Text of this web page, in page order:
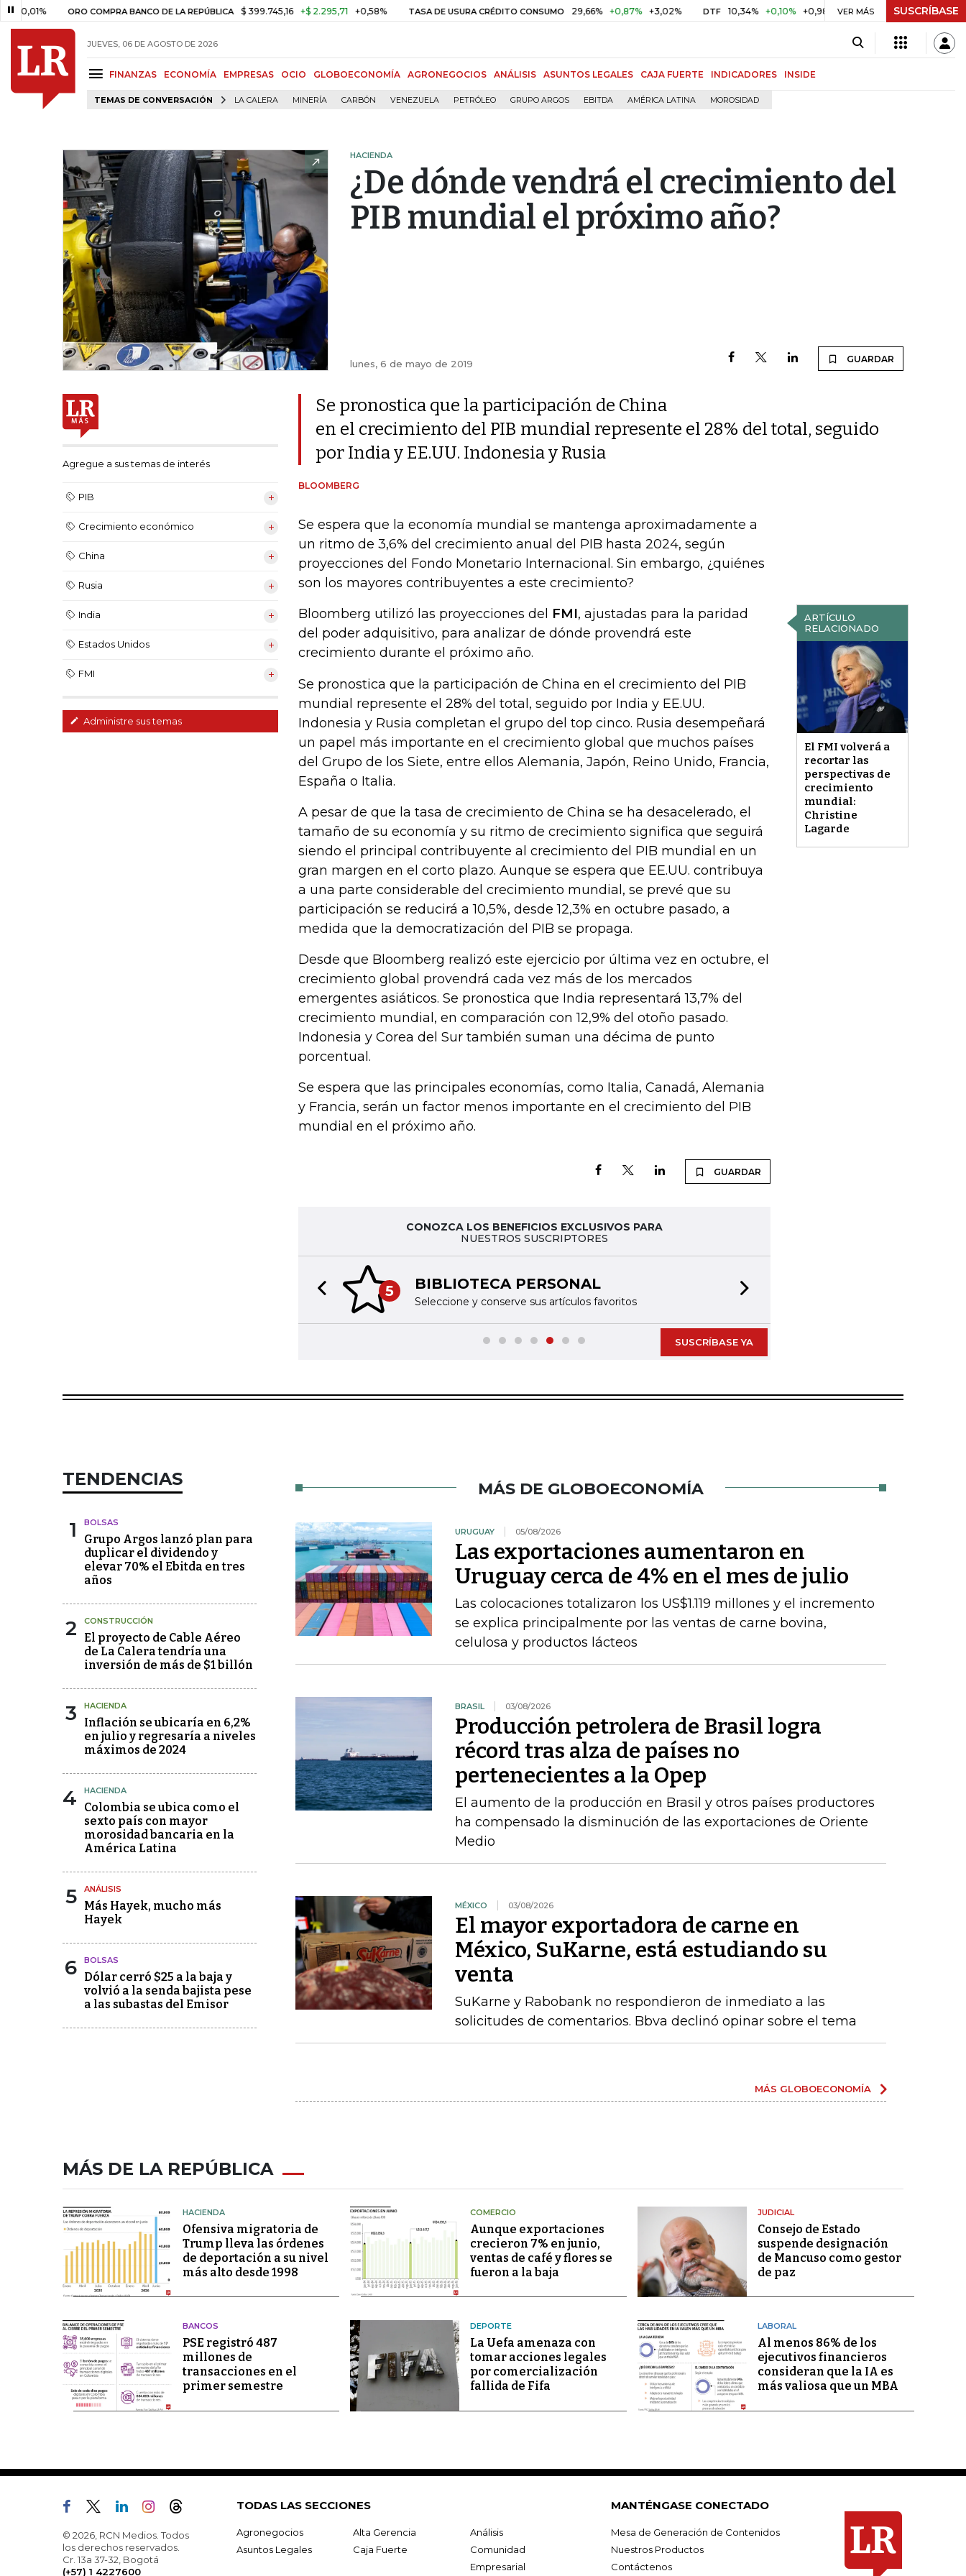
ORO COMPRA BANCO DE LA REPÚBLICA $ 399.745,16 +$ 2.295,71 +0,58% TASA DE USURA CRÉDITO CONSUMO 29,66% +0,87% +3,02% DTF 10,34% +0,10% +0,98% UVR $ 416,86 +$ 0,05 +0,01%
VER MÁS SUSCRÍBASE
JUEVES, 06 DE AGOSTO DE 2026
FINANZAS ECONOMÍA EMPRESAS OCIO GLOBOECONOMÍA AGRONEGOCIOS ANÁLISIS ASUNTOS LEGALES CAJA FUERTE INDICADORES INSIDE
TEMAS DE CONVERSACIÓN LA CALERA MINERÍA CARBÓN VENEZUELA PETRÓLEO GRUPO ARGOS EBITDA AMÉRICA LATINA MOROSIDAD
HACIENDA
¿De dónde vendrá el crecimiento del
PIB mundial el próximo año?
lunes, 6 de mayo de 2019 GUARDAR
Agregue a sus temas de interés
PIB
Crecimiento económico
China
Rusia
India
Estados Unidos
FMI
Administre sus temas
Se pronostica que la participación de China
en el crecimiento del PIB mundial represente el 28% del total, seguido
por India y EE.UU. Indonesia y Rusia
BLOOMBERG
Se espera que la economía mundial se mantenga aproximadamente a
un ritmo de 3,6% del crecimiento anual del PIB hasta 2024, según
proyecciones del Fondo Monetario Internacional. Sin embargo, ¿quiénes
son los mayores contribuyentes a este crecimiento?
ARTÍCULO
RELACIONADO
El FMI volverá a
recortar las
perspectivas de
crecimiento
mundial:
Christine
Lagarde
Bloomberg utilizó las proyecciones del FMI, ajustadas para la paridad
del poder adquisitivo, para analizar de dónde provendrá este
crecimiento durante el próximo año.
Se pronostica que la participación de China en el crecimiento del PIB
mundial represente el 28% del total, seguido por India y EE.UU.
Indonesia y Rusia completan el grupo del top cinco. Rusia desempeñará
un papel más importante en el crecimiento global que muchos países
del Grupo de los Siete, entre ellos Alemania, Japón, Reino Unido, Francia,
España o Italia.
A pesar de que la tasa de crecimiento de China se ha desacelerado, el
tamaño de su economía y su ritmo de crecimiento significa que seguirá
siendo el principal contribuyente al crecimiento del PIB mundial en un
gran margen en el corto plazo. Aunque se espera que EE.UU. contribuya
a una parte considerable del crecimiento mundial, se prevé que su
participación se reducirá a 10,5%, desde 12,3% en octubre pasado, a
medida que la democratización del PIB se propaga.
Desde que Bloomberg realizó este ejercicio por última vez en octubre, el
crecimiento global provendrá cada vez más de los mercados
emergentes asiáticos. Se pronostica que India representará 13,7% del
crecimiento mundial, en comparación con 12,9% del otoño pasado.
Indonesia y Corea del Sur también suman una décima de punto
porcentual.
Se espera que las principales economías, como Italia, Canadá, Alemania
y Francia, serán un factor menos importante en el crecimiento del PIB
mundial en el próximo año.
GUARDAR
CONOZCA LOS BENEFICIOS EXCLUSIVOS PARA
NUESTROS SUSCRIPTORES
5 BIBLIOTECA PERSONAL
Seleccione y conserve sus artículos favoritos
Previous slide
SUSCRÍBASE YA
TENDENCIAS
1 BOLSAS
Grupo Argos lanzó plan para
duplicar el dividendo y
elevar 70% el Ebitda en tres
años
2 CONSTRUCCIÓN
El proyecto de Cable Aéreo
de La Calera tendría una
inversión de más de $1 billón
3 HACIENDA
Inflación se ubicaría en 6,2%
en julio y regresaría a niveles
máximos de 2024
4 HACIENDA
Colombia se ubica como el
sexto país con mayor
morosidad bancaria en la
América Latina
5 ANÁLISIS
Más Hayek, mucho más
Hayek
6 BOLSAS
Dólar cerró $25 a la baja y
volvió a la senda bajista pese
a las subastas del Emisor
MÁS DE GLOBOECONOMÍA
URUGUAY 05/08/2026
Las exportaciones aumentaron en
Uruguay cerca de 4% en el mes de julio
Las colocaciones totalizaron los US$1.119 millones y el incremento
se explica principalmente por las ventas de carne bovina,
celulosa y productos lácteos
BRASIL 03/08/2026
Producción petrolera de Brasil logra
récord tras alza de países no
pertenecientes a la Opep
El aumento de la producción en Brasil y otros países productores
ha compensado la disminución de las exportaciones de Oriente
Medio
MÉXICO 03/08/2026
El mayor exportadora de carne en
México, SuKarne, está estudiando su
venta
SuKarne y Rabobank no respondieron de inmediato a las
solicitudes de comentarios. Bbva declinó opinar sobre el tema
MÁS GLOBOECONOMÍA
MÁS DE LA REPÚBLICA
HACIENDA
Ofensiva migratoria de
Trump lleva las órdenes
de deportación a su nivel
más alto desde 1998
COMERCIO
Aunque exportaciones
crecieron 7% en junio,
ventas de café y flores se
fueron a la baja
JUDICIAL
Consejo de Estado
suspende designación
de Mancuso como gestor
de paz
BANCOS
PSE registró 487
millones de
transacciones en el
primer semestre
DEPORTE
La Uefa amenaza con
tomar acciones legales
por comercialización
fallida de Fifa
LABORAL
Al menos 86% de los
ejecutivos financieros
consideran que la IA es
más valiosa que un MBA
© 2026, RCN Medios. Todos
los derechos reservados.
Cr. 13a 37-32, Bogotá
(+57) 1 4227600
TODAS LAS SECCIONES
Agronegocios Alta Gerencia
Análisis
Asuntos Legales
Caja Fuerte
Comunidad
Empresarial
MANTÉNGASE CONECTADO
Mesa de Generación de Contenidos
Nuestros Productos
Contáctenos